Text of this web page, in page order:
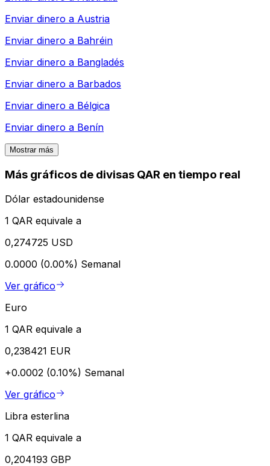
Enviar dinero a Austria
Enviar dinero a Bahréin
Enviar dinero a Bangladés
Enviar dinero a Barbados
Enviar dinero a Bélgica
Enviar dinero a Benín
Mostrar más
Más gráficos de divisas QAR en tiempo real
Dólar estadounidense
1 QAR equivale a
0,274725 USD
0.0000 (0.00%) Semanal
Ver gráfico
Euro
1 QAR equivale a
0,238421 EUR
+0.0002 (0.10%) Semanal
Ver gráfico
Libra esterlina
1 QAR equivale a
0,204193 GBP